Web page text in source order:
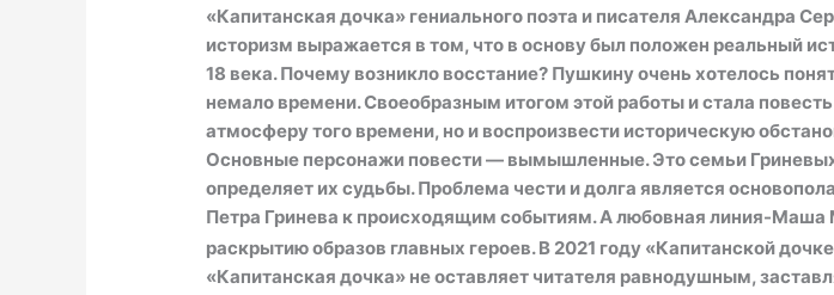
«Капитанская дочка» гениального поэта и писателя Александра
историзм выражается в том, что в основу был положен реальный
18 века. Почему возникло восстание? Пушкину очень хотелось
немало времени. Своеобразным итогом этой работы и стала
атмосферу того времени, но и воспроизвести историческую
Основные персонажи повести — вымышленные. Это семьи
определяет их судьбы. Проблема чести и долга является
Петра Гринева к происходящим событиям. А любовная линия-
раскрытию образов главных героев. В 2021 году «Капитанской
«Капитанская дочка» не оставляет читателя равнодушным,